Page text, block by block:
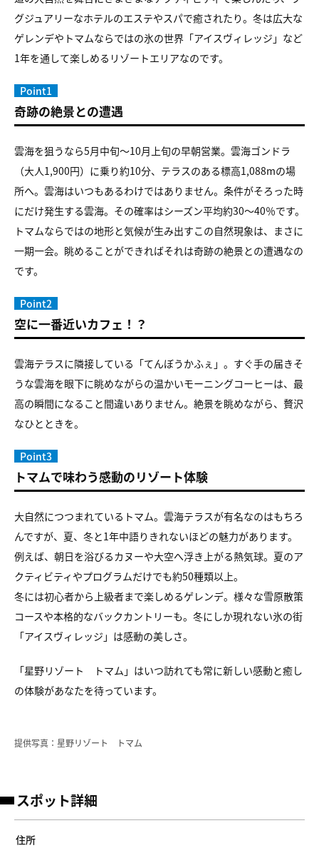
グジュアリーなホテルのエステやスパで癒されたり。冬は広大な
ゲレンデやトマムならではの氷の世界「アイスヴィレッジ」など
1年を通して楽しめるリゾートエリアなのです。
Point1
奇跡の絶景との遭遇
雲海を狙うなら5月中旬〜10月上旬の早朝営業。雲海ゴンドラ
（大人1,900円）に乗り約10分、テラスのある標高1,088mの場
所へ。雲海はいつもあるわけではありません。条件がそろった時
にだけ発生する雲海。その確率はシーズン平均約30〜40％です。
トマムならではの地形と気候が生み出すこの自然現象は、まさに
一期一会。眺めることができればそれは奇跡の絶景との遭遇なの
です。
Point2
空に一番近いカフェ！？
雲海テラスに隣接している「てんぼうかふぇ」。すぐ手の届きそ
うな雲海を眼下に眺めながらの温かいモーニングコーヒーは、最
高の瞬間になること間違いありません。絶景を眺めながら、贅沢
なひとときを。
Point3
トマムで味わう感動のリゾート体験
大自然につつまれているトマム。雲海テラスが有名なのはもちろ
んですが、夏、冬と1年中語りきれないほどの魅力があります。
例えば、朝日を浴びるカヌーや大空へ浮き上がる熱気球。夏のア
クティビティやプログラムだけでも約50種類以上。
冬には初心者から上級者まで楽しめるゲレンデ。様々な雪原散策
コースや本格的なバックカントリーも。冬にしか現れない氷の街
「アイスヴィレッジ」は感動の美しさ。
「星野リゾート トマム」はいつ訪れても常に新しい感動と癒し
の体験があなたを待っています。
提供写真：星野リゾート トマム
スポット詳細
住所